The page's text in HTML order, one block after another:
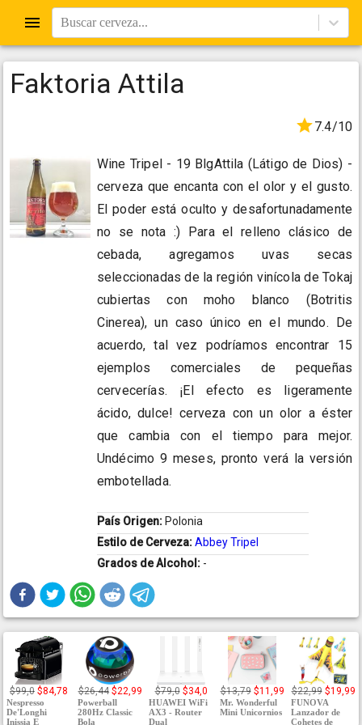
Buscar cerveza...
Faktoria Attila
7.4/10
Wine Tripel - 19 BlgAttila (Látigo de Dios) -
cerveza que encanta con el olor y el gusto.
El poder está oculto y desafortunadamente
no se nota :) Para el relleno clásico de
cebada, agregamos uvas secas
seleccionadas de la región vinícola de Tokaj
cubiertas con moho blanco (Botritis
Cinerea), un caso único en el mundo. De
acuerdo, tal vez podríamos encontrar 15
ejemplos comerciales de pequeñas
cervecerías. ¡El efecto es ligeramente
ácido, dulce! cerveza con un olor a éster
que cambia con el tiempo para mejor.
Undécimo 9 meses, pronto verá la versión
embotellada.
País Origen: Polonia
Estilo de Cerveza:Abbey Tripel
Grados de Alcohol: -
$99,0 $84,78
Nespresso
De'Longhi
Inissia E
$26,44 $22,99
Powerball
280Hz Classic
Bola
$79,0 $34,0
HUAWEI WiFi
AX3 - Router
Dual
$13,79 $11,99
Mr. Wonderful
Mini Unicornios
$22,99 $19,99
FUNOVA
Lanzador de
Cohetes de